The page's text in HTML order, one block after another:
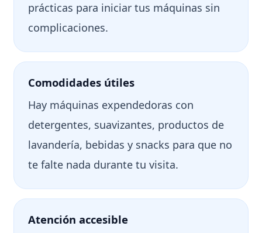
prácticas para iniciar tus máquinas sin
complicaciones.
Comodidades útiles
Hay máquinas expendedoras con
detergentes, suavizantes, productos de
lavandería, bebidas y snacks para que no
te falte nada durante tu visita.
Atención accesible